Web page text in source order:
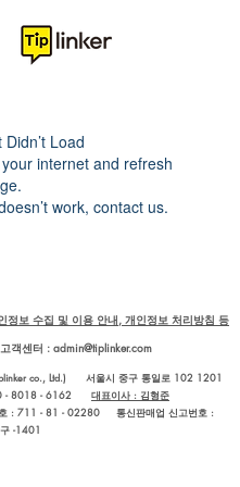
Load
internet and refresh
work, contact us.
정보 수집 및 이용 안내, 개인정보 처리방침 등
객센터 : admin@tiplinker.com
co., Ltd.) 서울시 중구 통일로 102 1201
- 8018 - 6162 대표이사 : 김형준
: 711 - 81 - 02280 통신판매업 신고번호 :
-1401